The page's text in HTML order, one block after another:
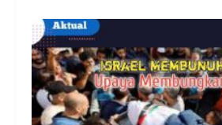
Kapitalis
Penyelenggara
Negara